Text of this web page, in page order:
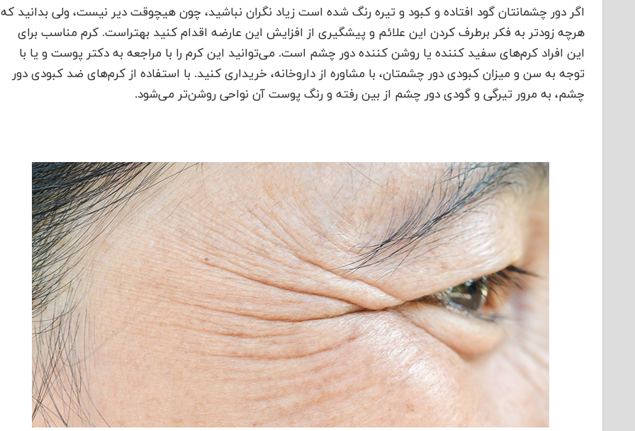
اگر دور چشمانتان گود افتاده و کبود و تیره رنگ شده است زیاد نگران نباشید، چون هیچوقت دیر نیست، ولی بدانید که
هرچه زودتر به فکر برطرف کردن این علائم و پیشگیری از افزایش این عارضه اقدام کنید بهتراست. کرم مناسب برای
این افراد کرم‌های سفید کننده یا روشن کننده دور چشم است. می‌توانید این کرم را با مراجعه به دکتر پوست و یا با
توجه به سن و میزان کبودی دور چشمتان، با مشاوره از داروخانه،‌ خریداری کنید. با استفاده از کرم‌های ضد کبودی دور
چشم، به مرور تیرگی و گودی دور چشم از بین رفته و رنگ پوست آن نواحی روشن‌تر می‌شود.